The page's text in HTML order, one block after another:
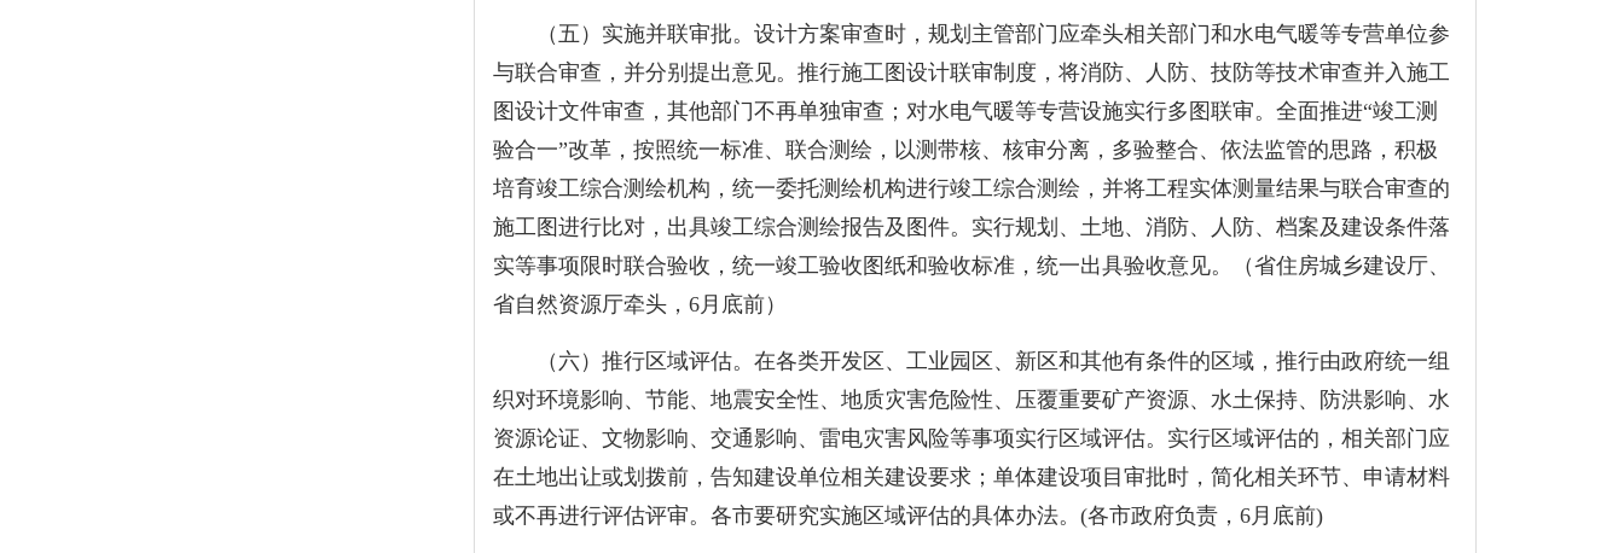
（五）实施并联审批。设计方案审查时，规划主管部门应牵头相关部门和水电气暖等专营单位参
与联合审查，并分别提出意见。推行施工图设计联审制度，将消防、人防、技防等技术审查并入施工
图设计文件审查，其他部门不再单独审查；对水电气暖等专营设施实行多图联审。全面推进“竣工测
验合一”改革，按照统一标准、联合测绘，以测带核、核审分离，多验整合、依法监管的思路，积极
培育竣工综合测绘机构，统一委托测绘机构进行竣工综合测绘，并将工程实体测量结果与联合审查的
施工图进行比对，出具竣工综合测绘报告及图件。实行规划、土地、消防、人防、档案及建设条件落
实等事项限时联合验收，统一竣工验收图纸和验收标准，统一出具验收意见。（省住房城乡建设厅、
省自然资源厅牵头， 6月底前）
（六）推行区域评估。在各类开发区、工业园区、新区和其他有条件的区域，推行由政府统一组
织对环境影响、节能、地震安全性、地质灾害危险性、压覆重要矿产资源、水土保持、防洪影响、水
资源论证、文物影响、交通影响、雷电灾害风险等事项实行区域评估。实行区域评估的，相关部门应
在土地出让或划拨前，告知建设单位相关建设要求；单体建设项目审批时，简化相关环节、申请材料
或不再进行评估评审。各市要研究实施区域评估的具体办法。 (各市政府负责， 6月底前)